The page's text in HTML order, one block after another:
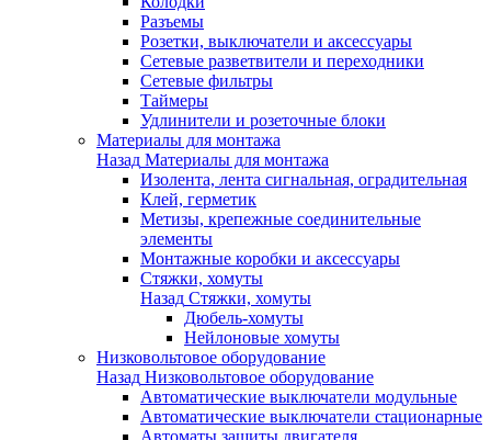
Разъемы
Розетки, выключатели и аксессуары
Сетевые разветвители и переходники
Сетевые фильтры
Таймеры
Удлинители и розеточные блоки
Материалы для монтажа
Назад Материалы для монтажа
Изолента, лента сигнальная, оградительная
Клей, герметик
Метизы, крепежные соединительные
элементы
Монтажные коробки и аксессуары
Стяжки, хомуты
Назад Стяжки, хомуты
Дюбель-хомуты
Нейлоновые хомуты
Низковольтовое оборудование
Назад Низковольтовое оборудование
Автоматические выключатели модульные
Автоматические выключатели стационарные
Автоматы защиты двигателя